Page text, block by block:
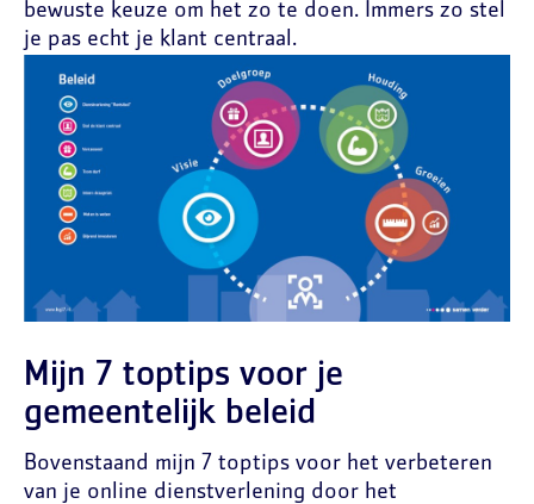
bewuste keuze om het zo te doen. Immers zo stel
je pas echt je klant centraal.
Mijn 7 toptips voor je
gemeentelijk beleid
Bovenstaand mijn 7 toptips voor het verbeteren
van je online dienstverlening door het